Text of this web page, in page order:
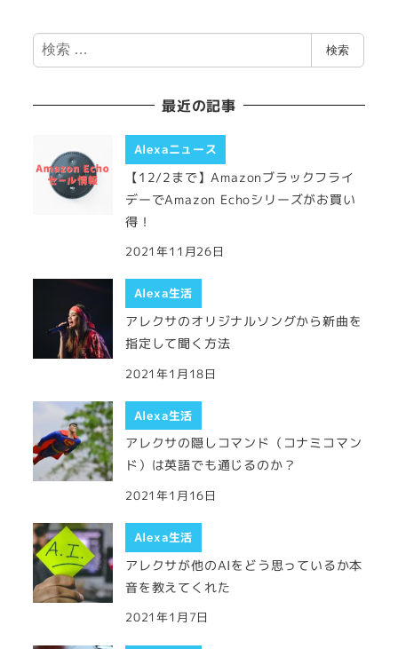
検
索
検索
最近の記事
Alexaニュース
【12/2まで】Amazonブラックフライ
デーでAmazon Echoシリーズがお買い
得！
2021年11月26日
Alexa生活
アレクサのオリジナルソングから新曲を
指定して聞く方法
2021年1月18日
Alexa生活
アレクサの隠しコマンド（コナミコマン
ド）は英語でも通じるのか？
2021年1月16日
Alexa生活
アレクサが他のAIをどう思っているか本
音を教えてくれた
2021年1月7日